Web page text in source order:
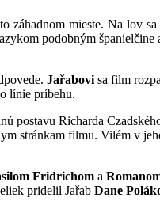
záhadnom mieste. Na lov
podobným
Jařabovi sa film
línie príbehu.
postavu Richarda
stránkam filmu. Vilém v
Fridrichom a
pridelil Jařab Dane